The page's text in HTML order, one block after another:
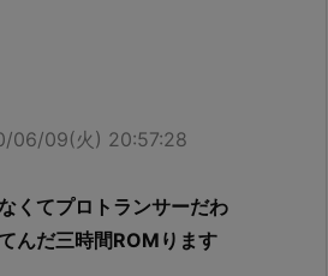
06/09(火) 20:57:28
くてプロトランサーだわ
んだ三時間ROMります